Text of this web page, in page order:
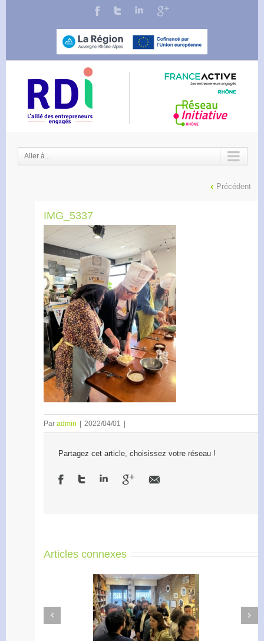
Aller à...
Précédent
IMG_5337
Par admin 2022/04/01
Partagez cet article, choisissez votre réseau !
Articles connexes
Accélérateur de
l’engagement
Previous
Next